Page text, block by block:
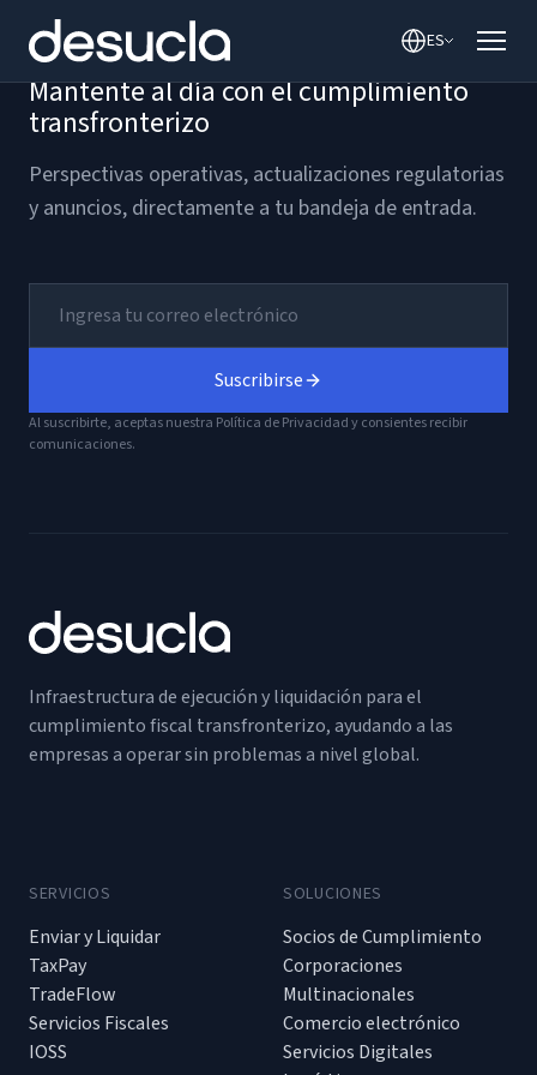
contenido
ES
Mantente al día con el cumplimiento
transfronterizo
Perspectivas operativas, actualizaciones regulatorias
y anuncios, directamente a tu bandeja de entrada.
Suscribirse
Al suscribirte, aceptas nuestra Política de Privacidad y consientes recibir
comunicaciones.
Infraestructura de ejecución y liquidación para el
cumplimiento fiscal transfronterizo, ayudando a las
empresas a operar sin problemas a nivel global.
SERVICIOS
Enviar y Liquidar
TaxPay
TradeFlow
Servicios Fiscales
IOSS
SOLUCIONES
Socios de Cumplimiento
Corporaciones
Multinacionales
Comercio electrónico
Servicios Digitales